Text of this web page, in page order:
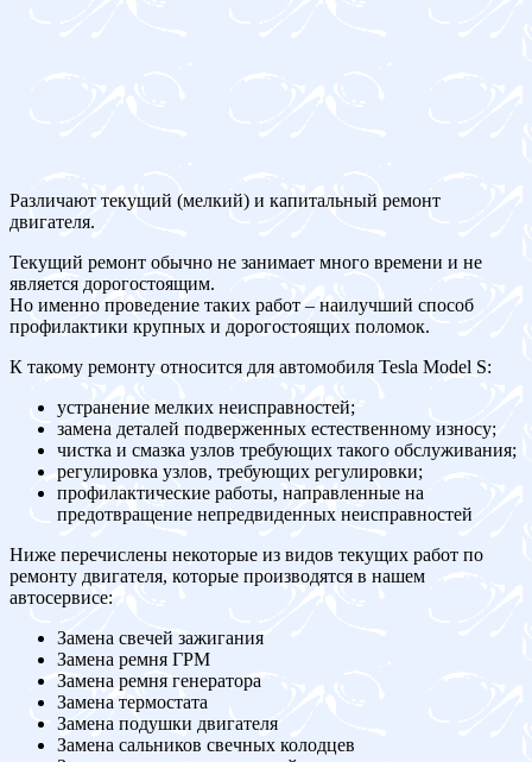
Различают текущий (мелкий) и капитальный ремонт
двигателя.
Текущий ремонт обычно не занимает много времени и не
является дорогостоящим.
Но именно проведение таких работ – наилучший способ
профилактики крупных и дорогостоящих поломок.
К такому ремонту относится для автомобиля Tesla Model S:
устранение мелких неисправностей;
замена деталей подверженных естественному износу;
чистка и смазка узлов требующих такого обслуживания;
регулировка узлов, требующих регулировки;
профилактические работы, направленные на
предотвращение непредвиденных неисправностей
Ниже перечислены некоторые из видов текущих работ по
ремонту двигателя, которые производятся в нашем
автосервисе:
Замена свечей зажигания
Замена ремня ГРМ
Замена ремня генератора
Замена термостата
Замена подушки двигателя
Замена сальников свечных колодцев